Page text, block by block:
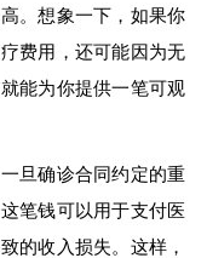
。想象一下，如果你
费用，还可能因为无
能为你提供一笔可观
旦确诊合同约定的重
笔钱可以用于支付医
的收入损失。这样，